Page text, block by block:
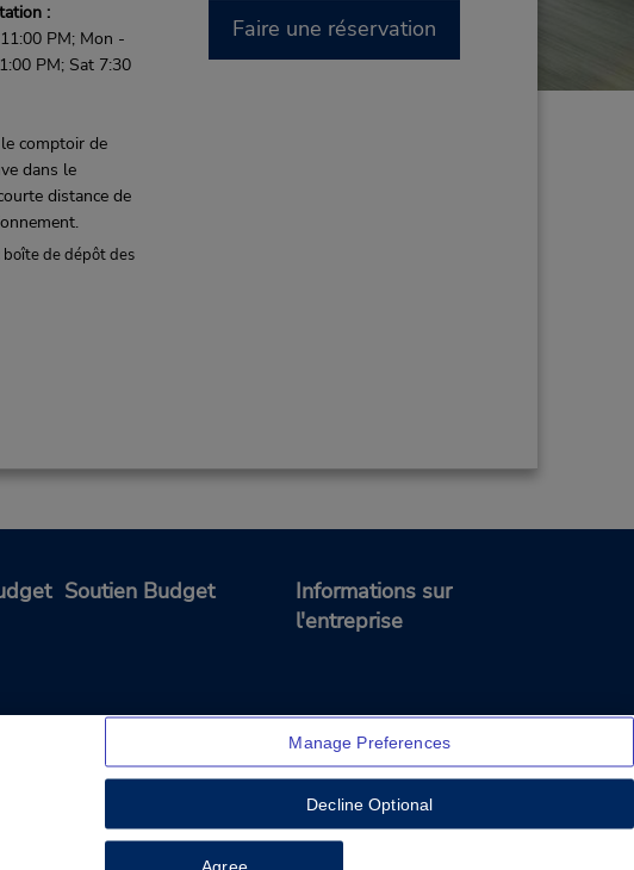
:
PM; Mon -
PM; Sat 7:30
comptoir de
dans le
distance de
boîte de dépôt des
Faire une réservation
Soutien Budget
Informations sur
l'entreprise
Manage Preferences
Decline Optional
Agree